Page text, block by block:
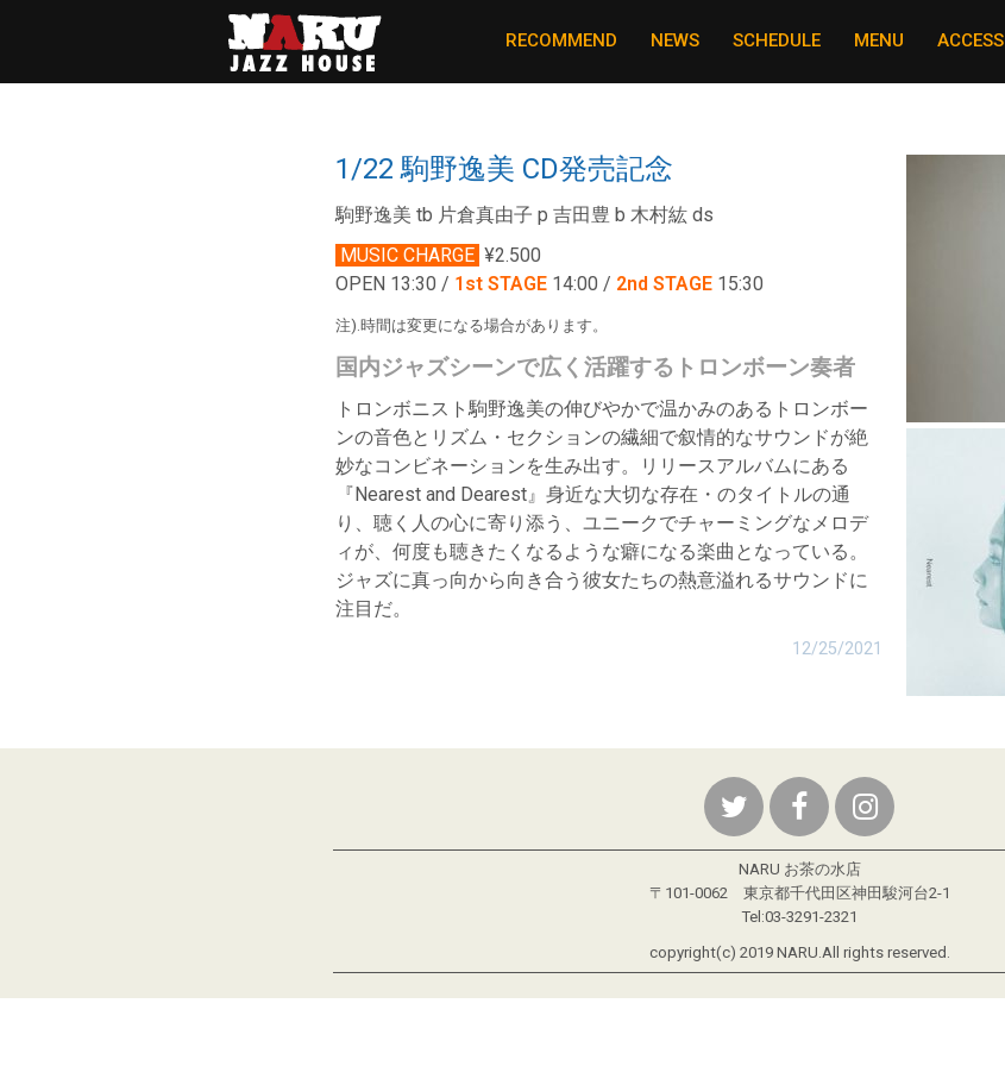
RECOMMEND NEWS SCHEDULE MENU ACCESS
1/22 駒野逸美 CD発売記念
駒野逸美 tb 片倉真由子 p 吉田豊 b 木村紘 ds
MUSIC CHARGE ¥2.500
OPEN 13:30 / 1st STAGE 14:00 / 2nd STAGE 15:30
注).時間は変更になる場合があります。
国内ジャズシーンで広く活躍するトロンボーン奏者
トロンボニスト駒野逸美の伸びやかで温かみのあるトロンボー
ンの音色とリズム・セクションの繊細で叙情的なサウンドが絶
妙なコンビネーションを生み出す。リリースアルバムにある
『Nearest and Dearest』身近な大切な存在・のタイトルの通
り、聴く人の心に寄り添う、ユニークでチャーミングなメロデ
ィが、何度も聴きたくなるような癖になる楽曲となっている。
ジャズに真っ向から向き合う彼女たちの熱意溢れるサウンドに
注目だ。
12/25/2021
NARU お茶の水店
〒101-0062 東京都千代田区神田駿河台2-1
Tel:03-3291-2321
copyright(c) 2019 NARU.All rights reserved.